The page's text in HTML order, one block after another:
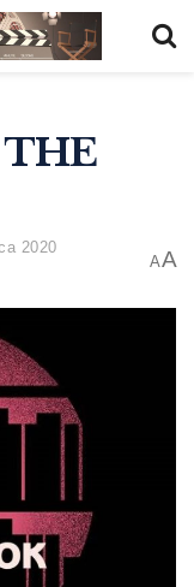
THE
2020
AA